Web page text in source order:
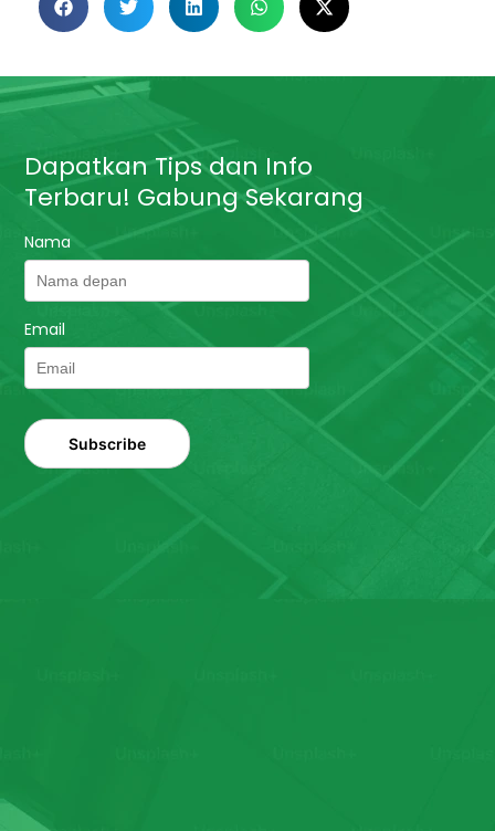
Dapatkan Tips dan Info
Terbaru! Gabung Sekarang
Nama
Email
Subscribe